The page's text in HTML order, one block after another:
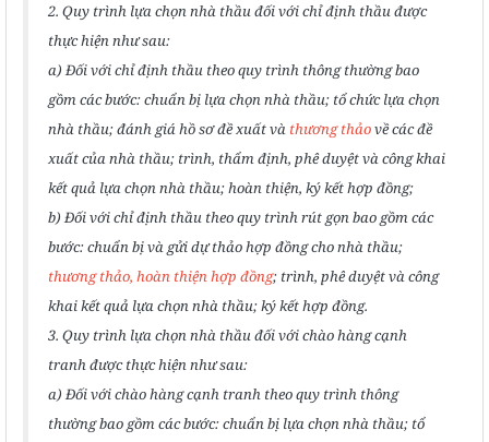
2. Quy trình lựa chọn nhà thầu đối với chỉ định thầu được
thực hiện như sau:
a) Đối với chỉ định thầu theo quy trình thông thường bao
gồm các bước: chuẩn bị lựa chọn nhà thầu; tổ chức lựa chọn
nhà thầu; đánh giá hồ sơ đề xuất và thương thảovề các đề
xuất của nhà thầu; trình, thẩm định, phê duyệt và công khai
kết quả lựa chọn nhà thầu; hoàn thiện, ký kết hợp đồng;
b) Đối với chỉ định thầu theo quy trình rút gọn bao gồm các
bước: chuẩn bị và gửi dự thảo hợp đồng cho nhà thầu;
thương thảo, hoàn thiện hợp đồng; trình, phê duyệt và công
khai kết quả lựa chọn nhà thầu; ký kết hợp đồng.
3. Quy trình lựa chọn nhà thầu đối với chào hàng cạnh
tranh được thực hiện như sau:
a) Đối với chào hàng cạnh tranh theo quy trình thông
thường bao gồm các bước: chuẩn bị lựa chọn nhà thầu; tổ